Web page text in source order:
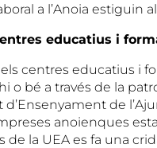
a l’Anoia estiguin
educatius i
centres educatius i
o bé a través de la
de
anoienques
de la UEA es fa una